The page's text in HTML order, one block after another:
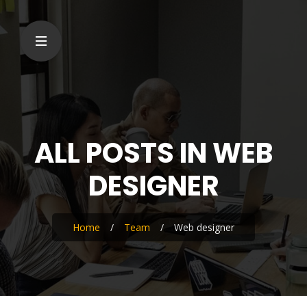
ALL POSTS IN WEB
DESIGNER
Home / Team / Web designer